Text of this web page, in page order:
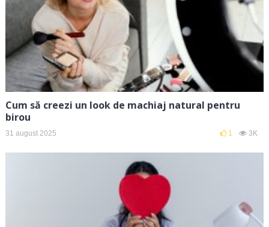
Cum să creezi un look de machiaj natural pentru
birou
31 august 2025 1 3K